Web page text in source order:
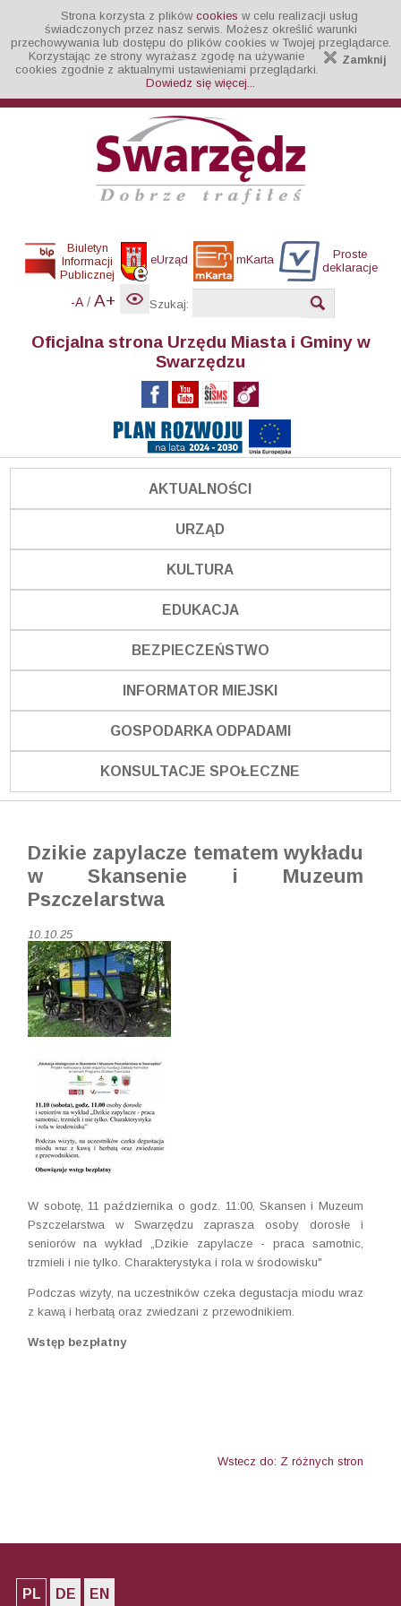
Strona korzysta z plików cookies w celu realizacji usług
świadczonych przez nasz serwis. Możesz określić warunki
przechowywania lub dostępu do plików cookies w Twojej przeglądarce.
Zamknij
Korzystając ze strony wyrażasz zgodę na używanie
cookies zgodnie z aktualnymi ustawieniami przeglądarki.
Dowiedz się więcej...
Biuletyn
Informacji
Publicznej
eUrząd mKarta
Proste
deklaracje
-A / A+ Szukaj:
Oficjalna strona Urzędu Miasta i Gminy w
Swarzędzu
AKTUALNOŚCI
URZĄD
KULTURA
EDUKACJA
BEZPIECZEŃSTWO
INFORMATOR MIEJSKI
GOSPODARKA ODPADAMI
KONSULTACJE SPOŁECZNE
Dzikie zapylacze tematem wykładu
w Skansenie i Muzeum
Pszczelarstwa
10.10.25
W sobotę, 11 października o godz. 11:00, Skansen i Muzeum
Pszczelarstwa w Swarzędzu zaprasza
osoby dorosłe i
seniorów na wykład „Dzikie zapylacze - praca samotnic,
trzmieli i nie tylko. Charakterystyka i rola w środowisku"
Podczas wizyty, na uczestników czeka degustacja miodu wraz
z kawą i herbatą oraz zwiedzani z przewodnikiem.
Wstęp bezpłatny
Wstecz do: Z różnych stron
PL DE EN